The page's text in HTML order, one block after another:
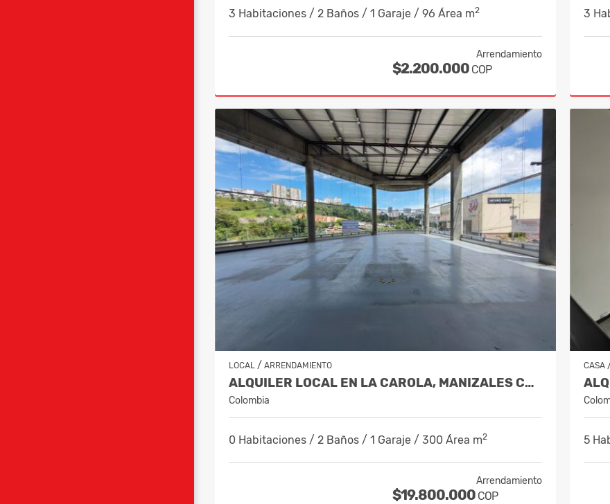
3 Habitaciones / 2 Baños / 1 Garaje / 96 Área m2
Arrendamiento
$2.200.000 COP
3
LOCAL / ARRENDAMIENTO
ALQUILER LOCAL EN LA CAROLA, MANIZALES COD. 10021353
Colombia
0 Habitaciones / 2 Baños / 1 Garaje / 300 Área m2
Arrendamiento
$19.800.000 COP
CASA
5